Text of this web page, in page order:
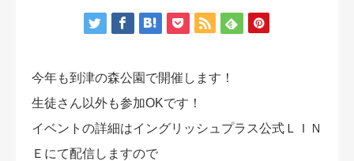
今年も到津の森公園で開催します！
生徒さん以外も参加OKです！
イベントの詳細はイングリッシュプラス公式ＬＩＮ
Ｅにて配信しますので
アクセス